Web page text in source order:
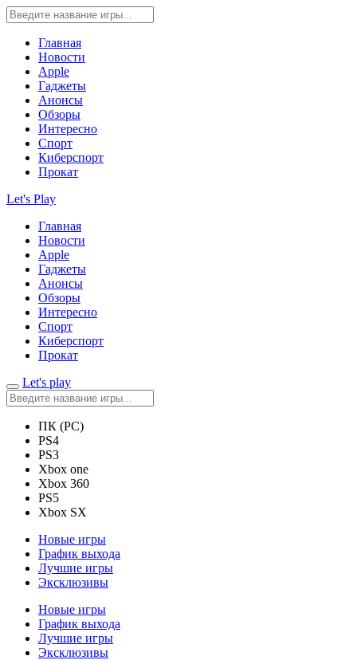
Главная
Новости
Apple
Гаджеты
Анонсы
Обзоры
Интересно
Спорт
Киберспорт
Прокат
Let's Play
Главная
Новости
Apple
Гаджеты
Анонсы
Обзоры
Интересно
Спорт
Киберспорт
Прокат
Let's play
ПК (PC)
PS4
PS3
Xbox one
Xbox 360
PS5
Xbox SX
Новые игры
График выхода
Лучшие игры
Эксклюзивы
Новые игры
График выхода
Лучшие игры
Эксклюзивы